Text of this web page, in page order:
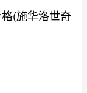
(施华洛世奇